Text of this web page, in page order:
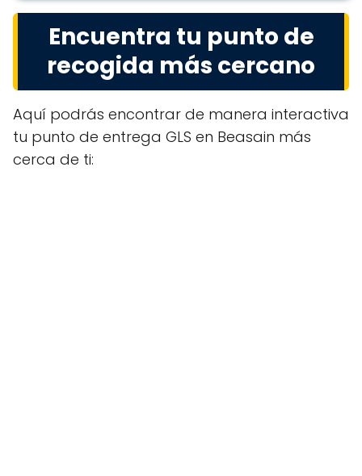
Encuentra tu punto de
recogida más cercano
Aquí podrás encontrar de manera interactiva
tu punto de entrega GLS en Beasain más
cerca de ti: